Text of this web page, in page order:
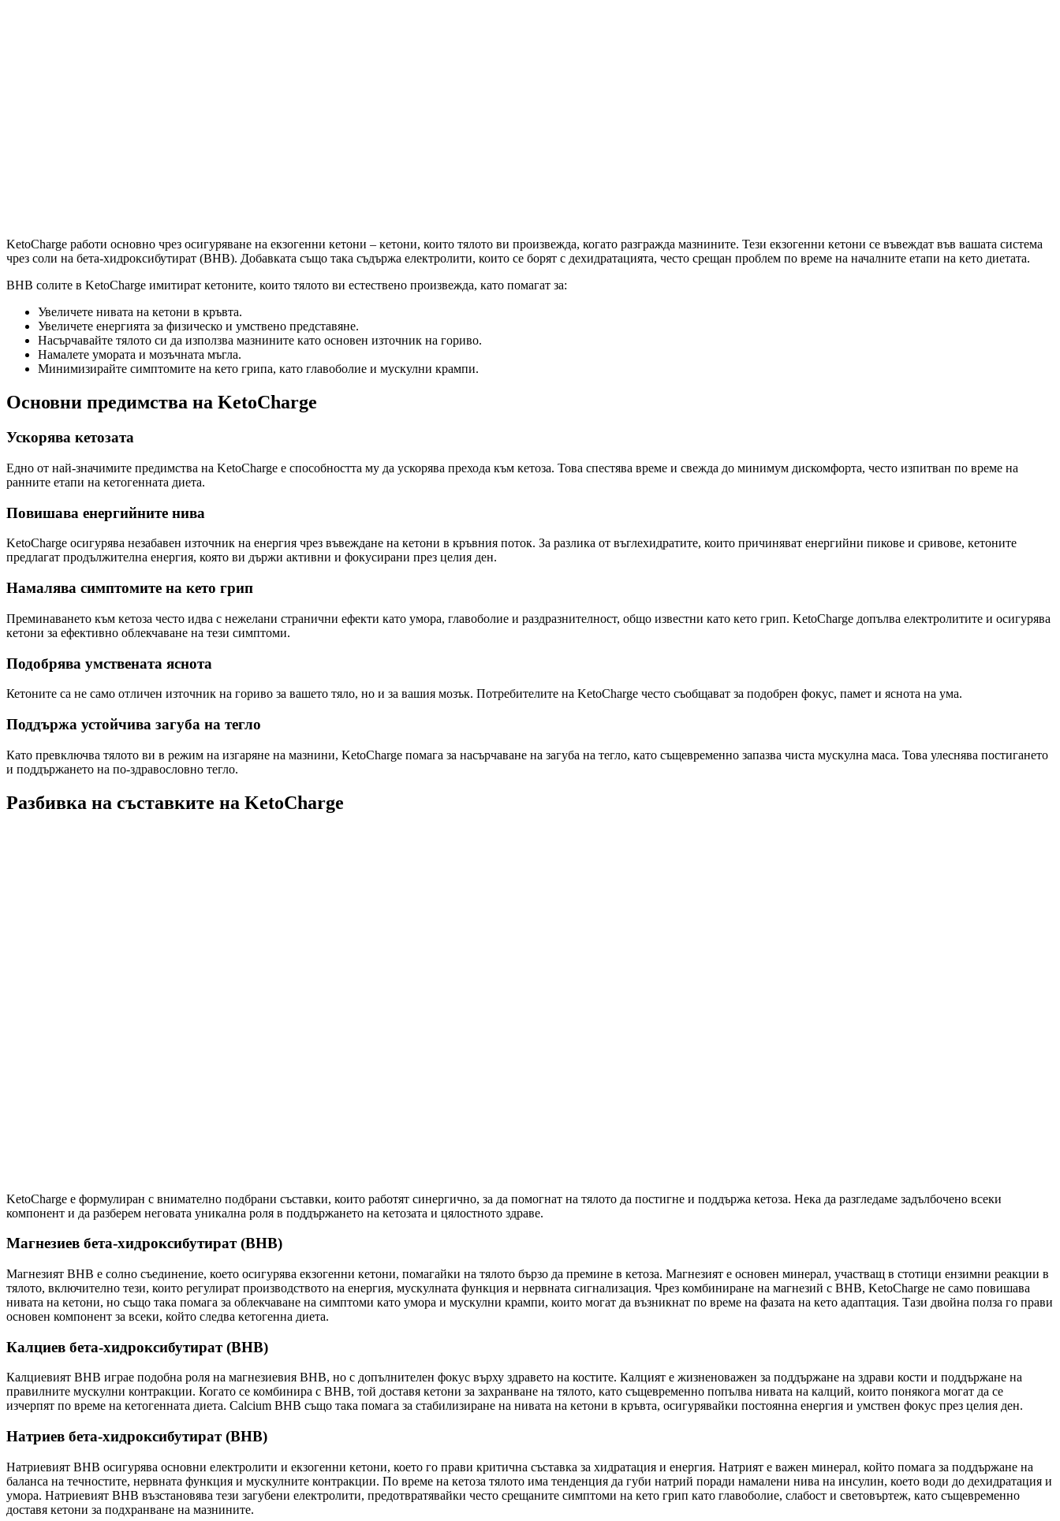
KetoCharge работи основно чрез осигуряване на екзогенни кетони – кетони, които тялото ви произвежда, когато разгражда мазнините. Тези екзогенни кетони се въвеждат във вашата система
чрез соли на бета-хидроксибутират (BHB). Добавката също така съдържа електролити, които се борят с дехидратацията, често срещан проблем по време на началните етапи на кето диетата.
BHB солите в KetoCharge имитират кетоните, които тялото ви естествено произвежда, като помагат за:
Увеличете нивата на кетони в кръвта.
Увеличете енергията за физическо и умствено представяне.
Насърчавайте тялото си да използва мазнините като основен източник на гориво.
Намалете умората и мозъчната мъгла.
Минимизирайте симптомите на кето грипа, като главоболие и мускулни крампи.
Основни предимства на KetoCharge
Ускорява кетозата
Едно от най-значимите предимства на KetoCharge е способността му да ускорява прехода към кетоза. Това спестява време и свежда до минимум дискомфорта, често изпитван по време на
ранните етапи на кетогенната диета.
Повишава енергийните нива
KetoCharge осигурява незабавен източник на енергия чрез въвеждане на кетони в кръвния поток. За разлика от въглехидратите, които причиняват енергийни пикове и сривове, кетоните
предлагат продължителна енергия, която ви държи активни и фокусирани през целия ден.
Намалява симптомите на кето грип
Преминаването към кетоза често идва с нежелани странични ефекти като умора, главоболие и раздразнителност, общо известни като кето грип. KetoCharge допълва електролитите и осигурява
кетони за ефективно облекчаване на тези симптоми.
Подобрява умствената яснота
Кетоните са не само отличен източник на гориво за вашето тяло, но и за вашия мозък. Потребителите на KetoCharge често съобщават за подобрен фокус, памет и яснота на ума.
Поддържа устойчива загуба на тегло
Като превключва тялото ви в режим на изгаряне на мазнини, KetoCharge помага за насърчаване на загуба на тегло, като същевременно запазва чиста мускулна маса. Това улеснява постигането
и поддържането на по-здравословно тегло.
Разбивка на съставките на KetoCharge
KetoCharge е формулиран с внимателно подбрани съставки, които работят синергично, за да помогнат на тялото да постигне и поддържа кетоза. Нека да разгледаме задълбочено всеки
компонент и да разберем неговата уникална роля в поддържането на кетозата и цялостното здраве.
Магнезиев бета-хидроксибутират (BHB)
Магнезият BHB е солно съединение, което осигурява екзогенни кетони, помагайки на тялото бързо да премине в кетоза. Магнезият е основен минерал, участващ в стотици ензимни реакции в
тялото, включително тези, които регулират производството на енергия, мускулната функция и нервната сигнализация. Чрез комбиниране на магнезий с BHB, KetoCharge не само повишава
нивата на кетони, но също така помага за облекчаване на симптоми като умора и мускулни крампи, които могат да възникнат по време на фазата на кето адаптация. Тази двойна полза го прави
основен компонент за всеки, който следва кетогенна диета.
Калциев бета-хидроксибутират (BHB)
Калциевият BHB играе подобна роля на магнезиевия BHB, но с допълнителен фокус върху здравето на костите. Калцият е жизненоважен за поддържане на здрави кости и поддържане на
правилните мускулни контракции. Когато се комбинира с BHB, той доставя кетони за захранване на тялото, като същевременно попълва нивата на калций, които понякога могат да се
изчерпят по време на кетогенната диета. Calcium BHB също така помага за стабилизиране на нивата на кетони в кръвта, осигурявайки постоянна енергия и умствен фокус през целия ден.
Натриев бета-хидроксибутират (BHB)
Натриевият BHB осигурява основни електролити и екзогенни кетони, което го прави критична съставка за хидратация и енергия. Натрият е важен минерал, който помага за поддържане на
баланса на течностите, нервната функция и мускулните контракции. По време на кетоза тялото има тенденция да губи натрий поради намалени нива на инсулин, което води до дехидратация и
умора. Натриевият BHB възстановява тези загубени електролити, предотвратявайки често срещаните симптоми на кето грип като главоболие, слабост и световъртеж, като същевременно
доставя кетони за подхранване на мазнините.